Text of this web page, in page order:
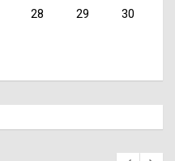
28 29
30